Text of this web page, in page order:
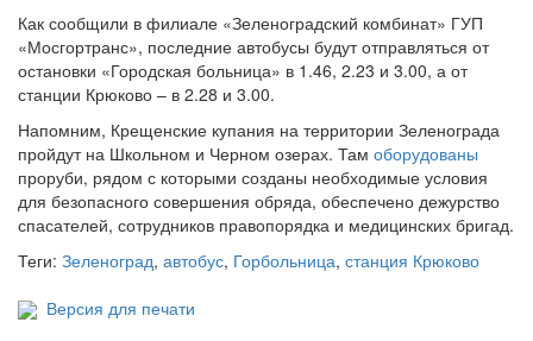
Как сообщили в филиале «Зеленоградский комбинат» ГУП
«Мосгортранс», последние автобусы будут отправляться от
остановки «Городская больница» в 1.46, 2.23 и 3.00, а от
станции Крюково – в 2.28 и 3.00.
Напомним, Крещенские купания на территории Зеленограда
пройдут на Школьном и Черном озерах. Там оборудованы
проруби, рядом с которыми созданы необходимые условия
для безопасного совершения обряда, обеспечено дежурство
спасателей, сотрудников правопорядка и медицинских бригад.
Теги: Зеленоград, автобус, Горбольница, станция Крюково
Версия для печати